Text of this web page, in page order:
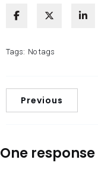
Tags: No tags
Previous
One response